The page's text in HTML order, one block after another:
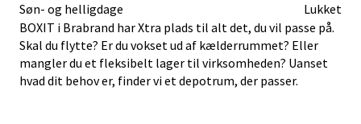
Søn- og helligdage
Lukket
BOXIT i Brabrand har Xtra plads til alt det, du vil passe på.
Skal du flytte? Er du vokset ud af kælderrummet? Eller
mangler du et fleksibelt lager til virksomheden? Uanset
hvad dit behov er, finder vi et depotrum, der passer.